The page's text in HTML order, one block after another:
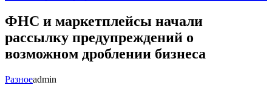
ФНС и маркетплейсы начали
рассылку предупреждений о
возможном дроблении бизнеса
Разноеadmin